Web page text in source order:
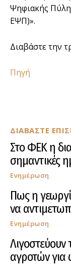
ΔΙΑΒΑΣΤΕ
Στο ΦΕΚ η
σημαντικές
Ενημέρωση
Πως η
να
Ενημέρωση
Λιγοστεύουν
αγροτών για
Ψηφιακής
ΕΨΠ)».
Διαβάστε την
Πηγή